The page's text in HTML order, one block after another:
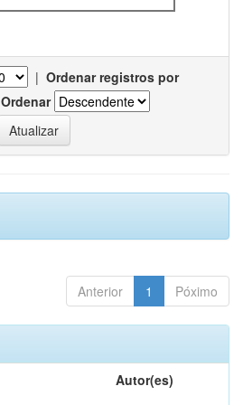
| Ordenar registros por
Ordenar
Anterior 1 Póximo
Autor(es)